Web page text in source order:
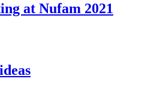
at Nufam 2021